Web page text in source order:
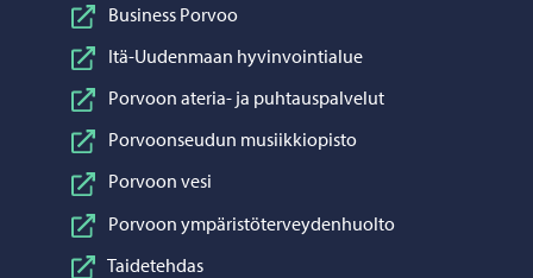
Business Porvoo
Itä-Uudenmaan hyvinvointialue
Porvoon ateria- ja puhtauspalvelut
Porvoonseudun musiikkiopisto
Porvoon vesi
Porvoon ympäristöterveydenhuolto
Taidetehdas